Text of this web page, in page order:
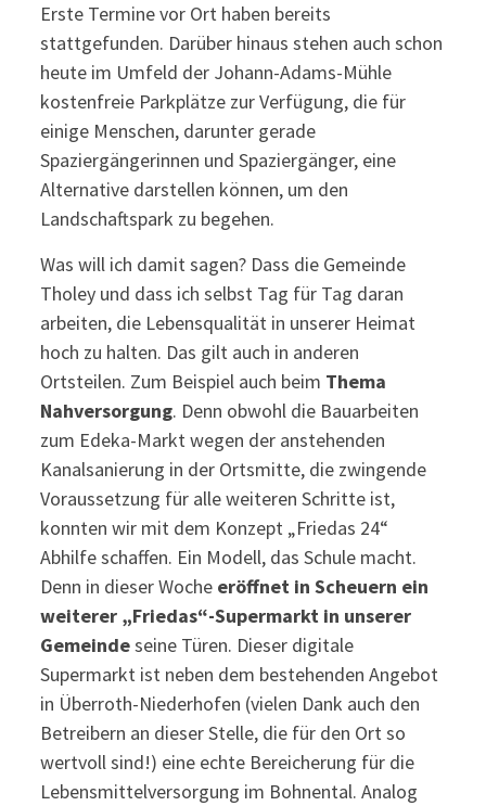
Erste Termine vor Ort haben bereits
stattgefunden. Darüber hinaus stehen auch schon
heute im Umfeld der Johann-Adams-Mühle
kostenfreie Parkplätze zur Verfügung, die für
einige Menschen, darunter gerade
Spaziergängerinnen und Spaziergänger, eine
Alternative darstellen können, um den
Landschaftspark zu begehen.
Was will ich damit sagen? Dass die Gemeinde
Tholey und dass ich selbst Tag für Tag daran
arbeiten, die Lebensqualität in unserer Heimat
hoch zu halten. Das gilt auch in anderen
Ortsteilen. Zum Beispiel auch beim Thema
Nahversorgung. Denn obwohl die Bauarbeiten
zum Edeka-Markt wegen der anstehenden
Kanalsanierung in der Ortsmitte, die zwingende
Voraussetzung für alle weiteren Schritte ist,
konnten wir mit dem Konzept „Friedas 24“
Abhilfe schaffen. Ein Modell, das Schule macht.
Denn in dieser Woche eröffnet in Scheuern ein
weiterer „Friedas“-Supermarkt in unserer
Gemeindeseine Türen. Dieser digitale
Supermarkt ist neben dem bestehenden Angebot
in Überroth-Niederhofen (vielen Dank auch den
Betreibern an dieser Stelle, die für den Ort so
wertvoll sind!) eine echte Bereicherung für die
Lebensmittelversorgung im Bohnental. Analog